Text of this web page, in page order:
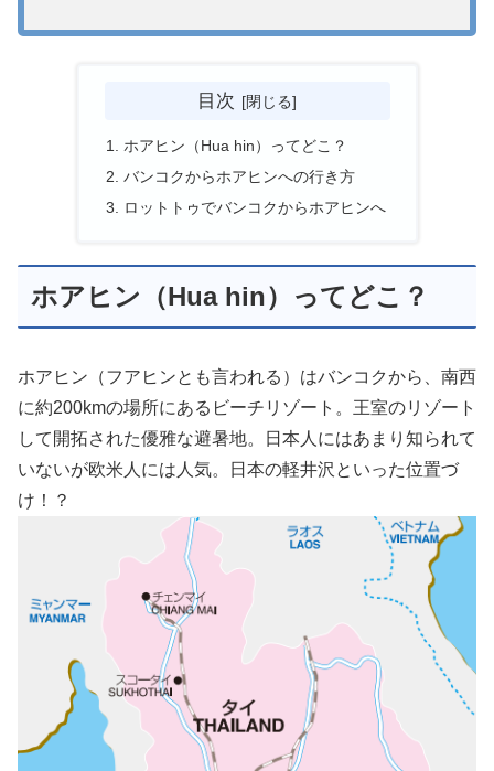
目次
ホアヒン（Hua hin）ってどこ？
バンコクからホアヒンへの行き方
ロットトゥでバンコクからホアヒンへ
ホアヒン（Hua hin）ってどこ？
ホアヒン（フアヒンとも言われる）はバンコクから、南西
に約200kmの場所にあるビーチリゾート。王室のリゾート
して開拓された優雅な避暑地。日本人にはあまり知られて
いないが欧米人には人気。日本の軽井沢といった位置づ
け！？